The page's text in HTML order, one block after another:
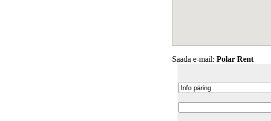
Saada e-mail: Polar Rent